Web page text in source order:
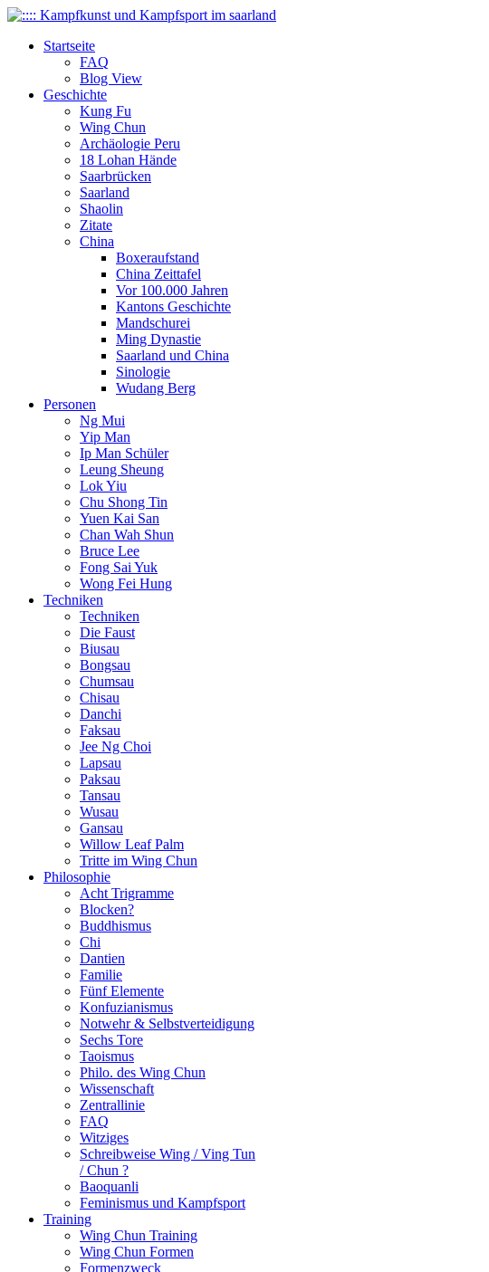
Startseite
FAQ
Blog View
Geschichte
Kung Fu
Wing Chun
Archäologie Peru
18 Lohan Hände
Saarbrücken
Saarland
Shaolin
Zitate
China
Boxeraufstand
China Zeittafel
Vor 100.000 Jahren
Kantons Geschichte
Mandschurei
Ming Dynastie
Saarland und China
Sinologie
Wudang Berg
Personen
Ng Mui
Yip Man
Ip Man Schüler
Leung Sheung
Lok Yiu
Chu Shong Tin
Yuen Kai San
Chan Wah Shun
Bruce Lee
Fong Sai Yuk
Wong Fei Hung
Techniken
Techniken
Die Faust
Biusau
Bongsau
Chumsau
Chisau
Danchi
Faksau
Jee Ng Choi
Lapsau
Paksau
Tansau
Wusau
Gansau
Willow Leaf Palm
Tritte im Wing Chun
Philosophie
Acht Trigramme
Blocken?
Buddhismus
Chi
Dantien
Familie
Fünf Elemente
Konfuzianismus
Notwehr & Selbstverteidigung
Sechs Tore
Taoismus
Philo. des Wing Chun
Wissenschaft
Zentrallinie
FAQ
Witziges
Schreibweise Wing / Ving Tun
/ Chun ?
Baoquanli
Feminismus und Kampfsport
Training
Wing Chun Training
Wing Chun Formen
Formenzweck